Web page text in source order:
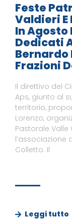
Feste
Valdieri
In
Dedicati
Bernardo
Frazioni
Il direttivo del
Aps, giunto al
territorio,
Lorenzo,
Pastorale
l’associazione
Colletto. Il
Leggi tutto